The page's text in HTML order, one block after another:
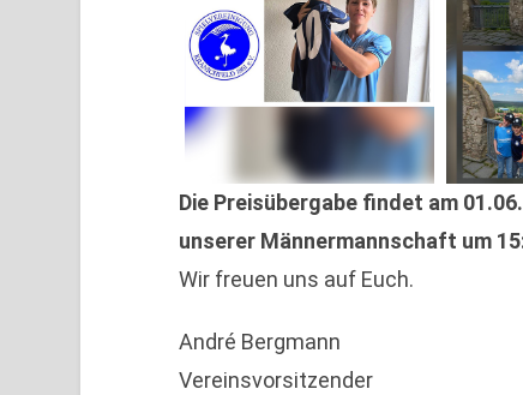
Die Preisübergabe findet am
unserer Männermannschaft um
Wir freuen uns auf Euch.
André Bergmann
Vereinsvorsitzender